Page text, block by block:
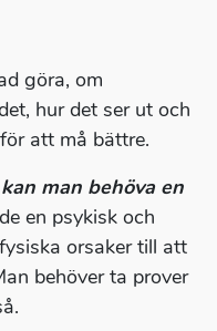
göra, om
hur det ser ut och
att må bättre.
man behöva en
en psykisk och
orsaker till att
behöver ta prover